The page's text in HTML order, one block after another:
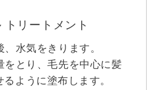
トリートメント
水気をきります。
をとり、毛先を中心に髪
ように塗布します。